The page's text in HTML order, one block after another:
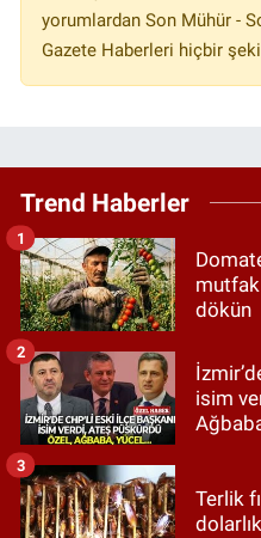
yorumlardan Son Mühür -
Gazete Haberleri hiçbir
Trend Haberler
mutfak
dökün
1
isim
2
Terlik
3